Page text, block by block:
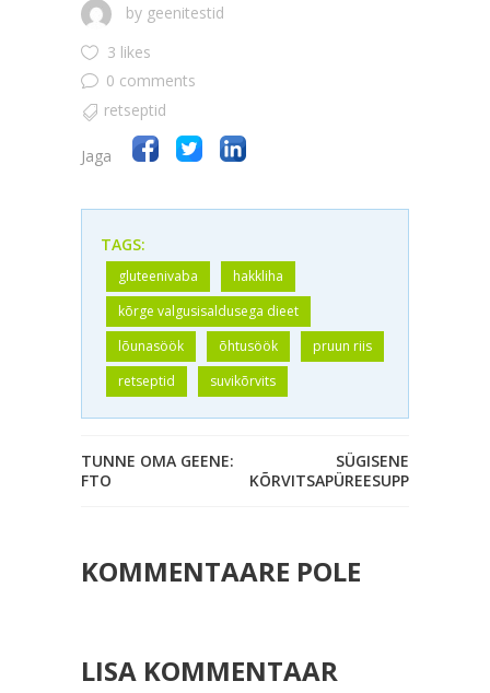
by geenitestid
3 likes
0 comments
retseptid
Jaga
TAGS:
gluteenivaba
hakkliha
kõrge valgusisaldusega dieet
lõunasöök
õhtusöök
pruun riis
retseptid
suvikõrvits
TUNNE OMA GEENE:
FTO
SÜGISENE
KÕRVITSAPÜREESUPP
KOMMENTAARE POLE
LISA KOMMENTAAR